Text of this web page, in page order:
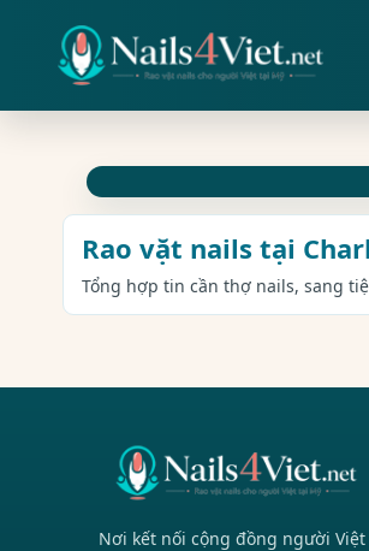
Rao vặt nails tại
Tổng hợp tin cần thợ nails, sang
Nơi kết nối cộng đồng người